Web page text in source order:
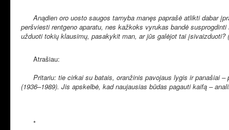
Anądien oro uosto saugos tarnyba manęs paprašė atlikti dabar
peršviesti rentgeno aparatu, nes kažkoks vyrukas bandė
užduoti tokių klausimų, pasakykit man, ar jūs galėjot tai
Atrašiau:
Pritariu: tie cirkai su batais, oranžinis pavojaus lygis ir panašiai
(1936–1989). Jis apskelbė, kad naujausias būdas pagauti kaifą –
*